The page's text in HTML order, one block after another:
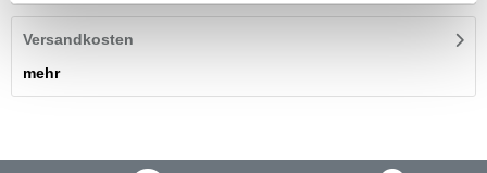
Versandkosten
mehr